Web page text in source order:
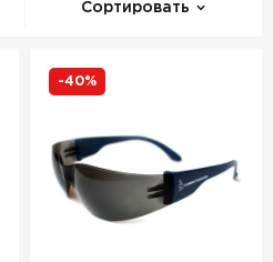
Сортировать
-40%